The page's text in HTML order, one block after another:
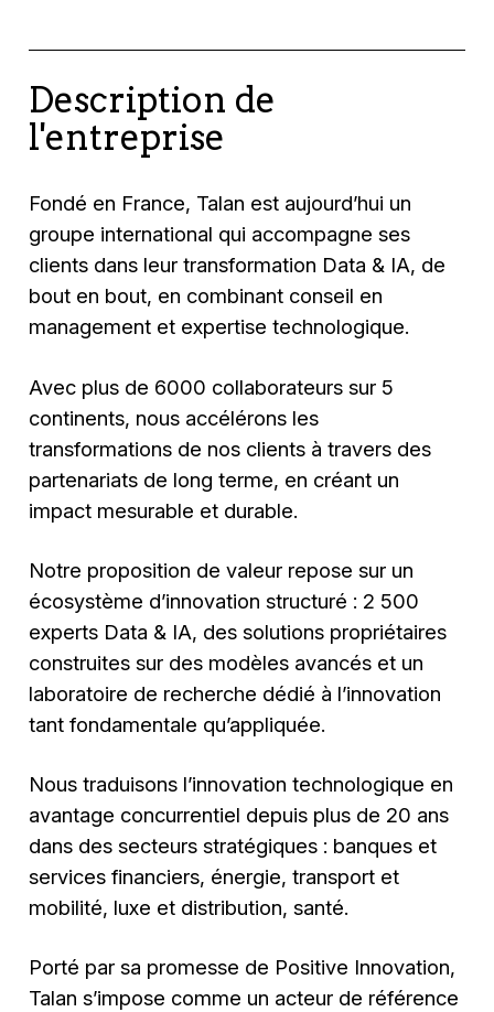
Description de
l'entreprise
Fondé en France, Talan est aujourd’hui un
groupe international qui accompagne ses
clients dans leur transformation Data & IA, de
bout en bout, en combinant conseil en
management et expertise technologique.
Avec plus de 6000 collaborateurs sur 5
continents, nous accélérons les
transformations de nos clients à travers des
partenariats de long terme, en créant un
impact mesurable et durable.
Notre proposition de valeur repose sur un
écosystème d’innovation structuré : 2 500
experts Data & IA, des solutions propriétaires
construites sur des modèles avancés et un
laboratoire de recherche dédié à l’innovation
tant fondamentale qu’appliquée.
Nous traduisons l’innovation technologique en
avantage concurrentiel depuis plus de 20 ans
dans des secteurs stratégiques : banques et
services financiers, énergie, transport et
mobilité, luxe et distribution, santé.
Porté par sa promesse de Positive Innovation,
Talan s’impose comme un acteur de référence